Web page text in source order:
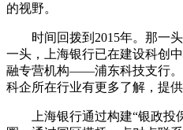
的视野。
时间回拨到2015年。那一
一头，上海银行已在建设科创
融专营机构——浦东科技支行
科企所在行业有更多了解，提
上海银行通过构建“银政